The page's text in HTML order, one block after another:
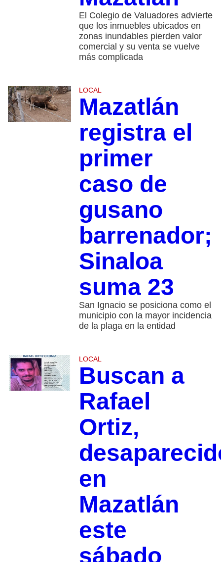
El Colegio de Valuadores advierte
que los inmuebles ubicados en
zonas inundables pierden valor
comercial y su venta se vuelve
más complicada
LOCAL
Mazatlán
registra el
primer
caso de
gusano
barrenador;
Sinaloa
suma 23
San Ignacio se posiciona como el
municipio con la mayor incidencia
de la plaga en la entidad
LOCAL
Buscan a
Rafael
Ortiz,
en
Mazatlán
este
sábado